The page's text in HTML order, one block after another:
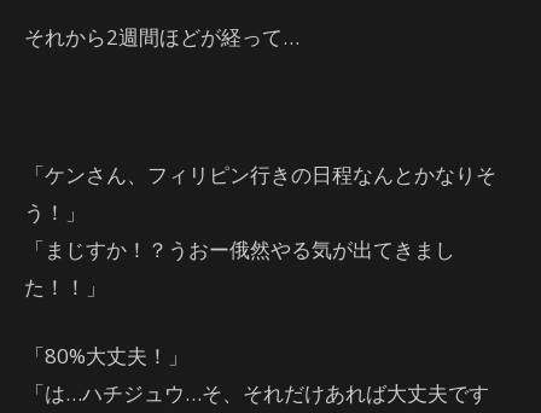
それから2週間ほどが経って…
「ケンさん、フィリピン行きの日程なんとかなりそ
う！」
「まじすか！？うおー俄然やる気が出てきまし
た！！」
「80%大丈夫！」
「は…ハチジュウ…そ、それだけあれば大丈夫です